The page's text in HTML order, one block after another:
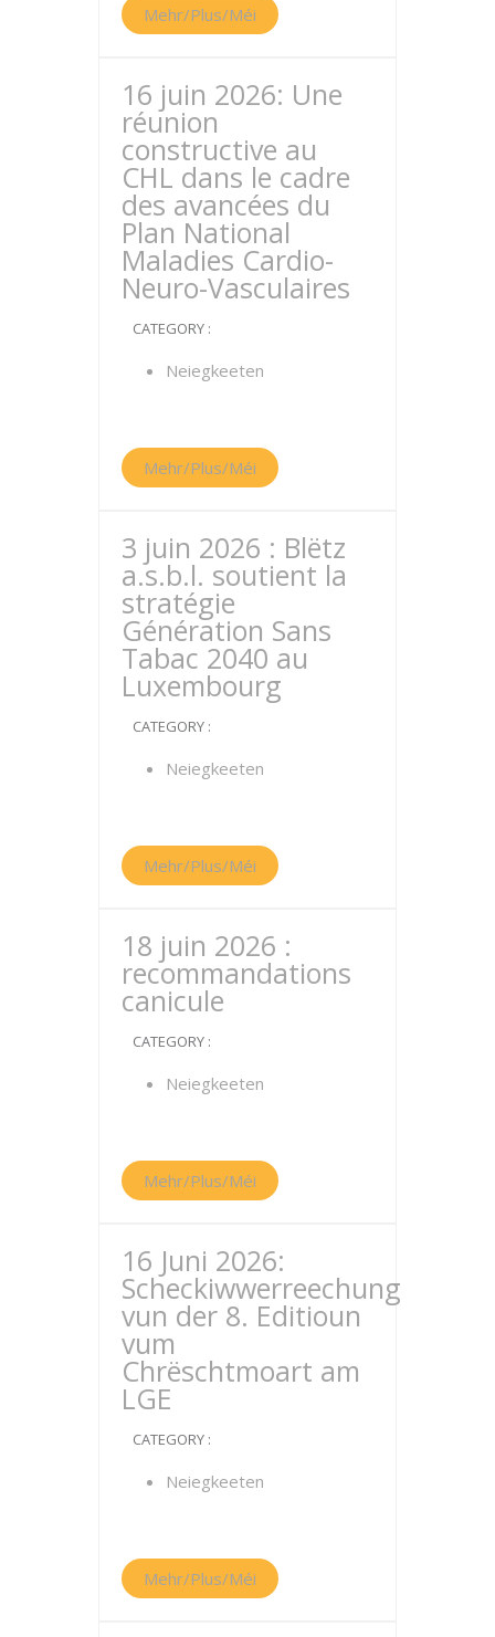
Mehr/Plus/Méi
16 juin 2026: Une
réunion
constructive au
CHL dans le cadre
des avancées du
Plan National
Maladies Cardio-
Neuro-Vasculaires
CATEGORY :
Neiegkeeten
Mehr/Plus/Méi
3 juin 2026 : Blëtz
a.s.b.l. soutient la
stratégie
Génération Sans
Tabac 2040 au
Luxembourg
CATEGORY :
Neiegkeeten
Mehr/Plus/Méi
18 juin 2026 :
recommandations
canicule
CATEGORY :
Neiegkeeten
Mehr/Plus/Méi
16 Juni 2026:
Scheckiwwerreechung
vun der 8. Editioun
vum
Chrëschtmoart am
LGE
CATEGORY :
Neiegkeeten
Mehr/Plus/Méi